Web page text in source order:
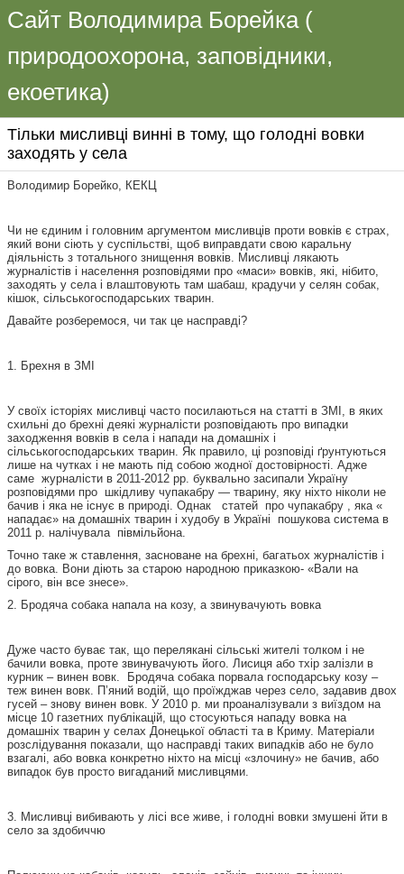
Сайт Володимира Борейка (
природоохорона, заповідники,
екоетика)
Тільки мисливці винні в тому, що голодні вовки
заходять у села
Володимир Борейко, КЕКЦ
Чи не єдиним і головним аргументом мисливців проти вовків є страх,
який вони сіють у суспільстві, щоб виправдати свою каральну
діяльність з тотального знищення вовків. Мисливці лякають
журналістів і населення розповідями про «маси» вовків, які, нібито,
заходять у села і влаштовують там шабаш, крадучи у селян собак,
кішок, сільськогосподарських тварин.
Давайте розберемося, чи так це насправді?
1. Брехня в ЗМІ
У своїх історіях мисливці часто посилаються на статті в ЗМІ, в яких
схильні до брехні деякі журналісти розповідають про випадки
заходження вовків в села і напади на домашніх і
сільськогосподарських тварин. Як правило, ці розповіді ґрунтуються
лише на чутках і не мають під собою жодної достовірності. Адже
саме журналісти в 2011-2012 рр. буквально засипали Україну
розповідями про шкідливу чупакабру — тварину, яку ніхто ніколи не
бачив і яка не існує в природі. Однак статей про чупакабру , яка «
нападає» на домашніх тварин і худобу в Україні пошукова система в
2011 р. налічувала півмільйона.
Точно таке ж ставлення, засноване на брехні, багатьох журналістів і
до вовка. Вони діють за старою народною приказкою- «Вали на
сірого, він все знесе».
2. Бродяча собака напала на козу, а звинувачують вовка
Дуже часто буває так, що перелякані сільські жителі толком і не
бачили вовка, проте звинувачують його. Лисиця або тхір залізли в
курник – винен вовк. Бродяча собака порвала господарську козу –
теж винен вовк. П’яний водій, що проїжджав через село, задавив двох
гусей – знову винен вовк. У 2010 р. ми проаналізували з виїздом на
місце 10 газетних публікацій, що стосуються нападу вовка на
домашніх тварин у селах Донецької області та в Криму. Матеріали
розслідування показали, що насправді таких випадків або не було
взагалі, або вовка конкретно ніхто на місці «злочину» не бачив, або
випадок був просто вигаданий мисливцями.
3. Мисливці вибивають у лісі все живе, і голодні вовки змушені йти в
село за здобиччю